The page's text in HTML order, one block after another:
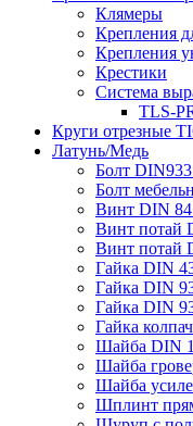
Клямеры
Крепления
Крепления
Крестики
Система
TLS-
Круги отрезные
Латунь/Медь
Болт DIN933
Болт
Винт DIN 84
Винт потай
Винт потай
Гайка DIN
Гайка DIN
Гайка DIN
Гайка
Шайба DIN
Шайба
Шайба
Шплинт